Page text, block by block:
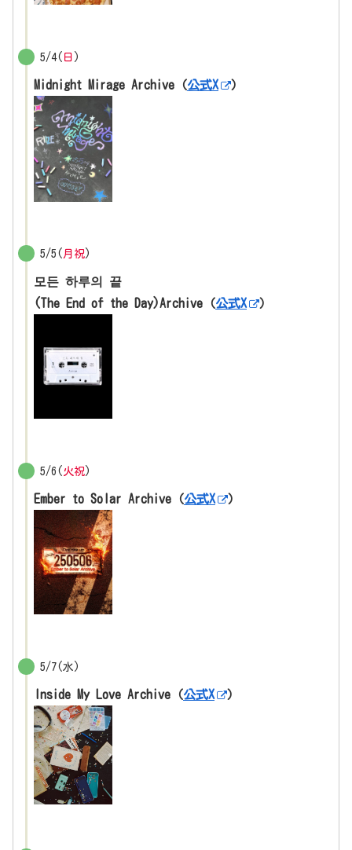
5/4( 日 )
Midnight Mirage Archive（公式X ）
5/5( 月祝)
모든 하루의 끝
(The End of the Day)Archive（公式X ）
5/6( 火祝)
Ember to Solar Archive（公式X ）
5/7(水)
Inside My Love Archive（公式X ）